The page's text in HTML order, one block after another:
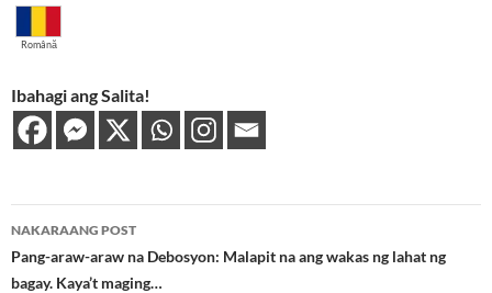
Română
Ibahagi ang Salita!
Post
navigation
NAKARAANG POST
Pang-araw-araw na Debosyon: Malapit na ang wakas ng lahat ng
bagay. Kaya’t maging…